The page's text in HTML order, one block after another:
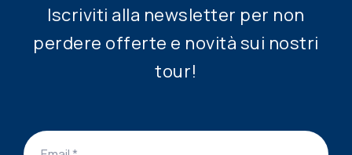
Iscriviti alla newsletter per non
perdere offerte e novità sui nostri
tour!